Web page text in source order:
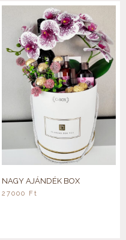
NAGY AJÁNDÉK BOX
27000 Ft